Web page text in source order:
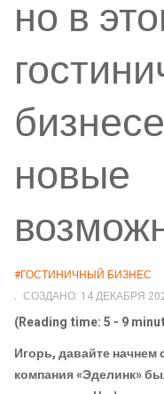
но в
новые
#ГОСТИНИЧНЫЙ БИЗНЕС
СОЗДАНО: 14 ДЕКАБРЯ
(Reading time: 5 - 9
Игорь, давайте начнем
компания «Эделинк»